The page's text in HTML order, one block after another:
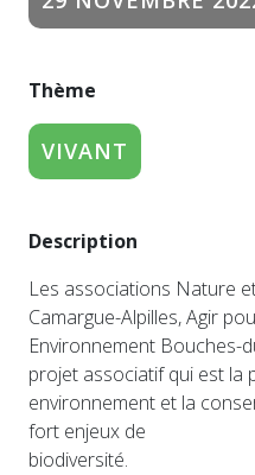
Thème
VIVANT
Description
Les associations Nature
Camargue-Alpilles, Agir
Environnement Bouches-
projet associatif qui est la
environnement et la
fort enjeux de
biodiversité.